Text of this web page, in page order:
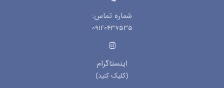
شماره تماس:
09120437535
اینستاگرام
(کلیک کنید)